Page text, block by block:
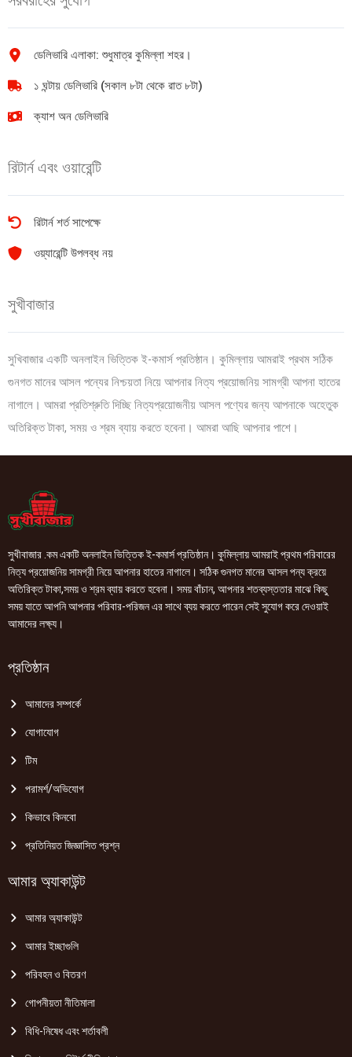
ডেলিভারি এলাকা: শুধুমাত্র কুমিল্লা শহর।
১ ঘন্টায় ডেলিভারি (সকাল ৮টা থেকে রাত ৮টা)
ক্যাশ অন ডেলিভারি
রিটার্ন এবং ওয়ারেন্টি
রিটার্ন শর্ত সাপেক্ষে
ওয়্যারেন্টি উপলব্ধ নয়
সুখীবাজার
সুখিবাজার একটি অনলাইন ভিত্তিক ই-কমার্স প্রতিষ্ঠান। কুমিল্লায় আমরাই প্রথম সঠিক
গুনগত মানের আসল পন্যের নিশ্চয়তা নিয়ে আপনার নিত্য প্রয়োজনিয় সামগ্রী আপনা হাতের
নাগালে। আমরা প্রতিশ্রুতি দিচ্ছি নিত্যপ্রয়োজনীয় আসল পণ্যের জন্য আপনাকে অহেতুক
অতিরিক্ত টাকা, সময় ও শ্রম ব্যায় করতে হবেনা। আমরা আছি আপনার পাশে।
সুখীবাজার .কম একটি অনলাইন ভিত্তিক ই-কমার্স প্রতিষ্ঠান। কুমিল্লায় আমরাই প্রথম পরিবারের
নিত্য প্রয়োজনিয় সামগ্রী নিয়ে আপনার হাতের নাগালে। সঠিক গুনগত মানের আসল পন্য ক্রয়ে
অতিরিক্ত টাকা,সময় ও শ্রম ব্যায় করতে হবেনা। সময় বাঁচান, আপনার শতব্যস্ততার মাঝে কিছু
সময় যাতে আপনি আপনার পরিবার-পরিজন এর সাথে ব্যয় করতে পারেন সেই সুযোগ করে দেওয়াই
আমাদের লক্ষ্য।
প্রতিষ্ঠান
আমাদের সম্পর্কে
যোগাযোগ
টিম
পরামর্শ/অভিযোগ
কিভাবে কিনবো
প্রতিনিয়ত জিজ্ঞাসিত প্রশ্ন
আমার অ্যাকাউন্ট
আমার অ্যাকাউন্ট
আমার ইচ্ছাগুলি
পরিবহন ও বিতরণ
গোপনীয়তা নীতিমালা
বিধি-নিষেধ এবং শর্তাবলী